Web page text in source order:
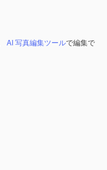
AI 写真編集ツールで編集で